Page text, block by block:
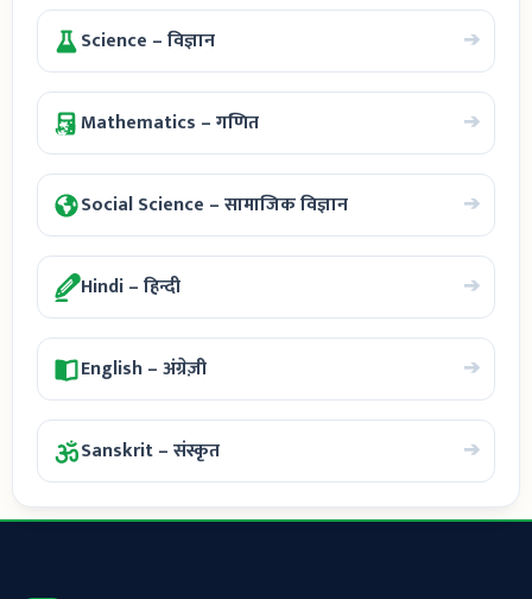
Science – विज्ञान ➔
Mathematics – गणित ➔
Social Science – सामाजिक विज्ञान ➔
Hindi – हिन्दी ➔
English – अंग्रेज़ी ➔
Sanskrit – संस्कृत ➔